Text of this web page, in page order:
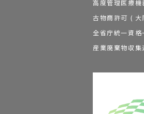
高度管理医療
古物商許可 (
全省庁統一資
産業廃棄物収